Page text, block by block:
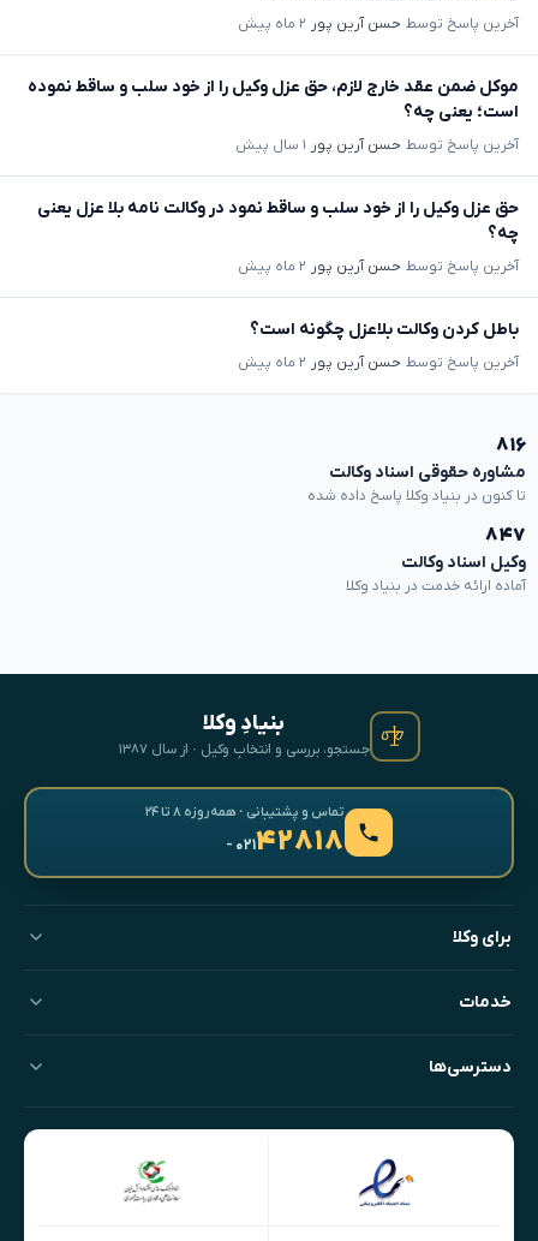
آخرین پاسخ توسط حسن آرین پور ۲ ماه پیش
موکل ضمن عقد خارج لازم، حق عزل وکیل را از خود سلب و ساقط نموده
است؛ یعنی چه؟
آخرین پاسخ توسط حسن آرین پور ۱ سال پیش
حق عزل وکیل را از خود سلب و ساقط نمود در وکالت نامه بلا عزل یعنی
چه؟
آخرین پاسخ توسط حسن آرین پور ۲ ماه پیش
باطل کردن وکالت بلاعزل چگونه است؟
آخرین پاسخ توسط حسن آرین پور ۲ ماه پیش
۸۱۶
مشاوره حقوقی اسناد وکالت
تا کنون در بنیاد وکلا پاسخ داده شده
۸۴۷
وکیل اسناد وکالت
آماده ارائه خدمت در بنیاد وکلا
بنیادِ وکلا
جستجو، بررسی و انتخابِ وکیل · از سال ۱۳۸۷
تماس و پشتیبانی · همه‌روزه ۸ تا ۲۴
۴۲۸۱۸- ۰۲۱
برای وکلا
خدمات
دسترسی‌ها